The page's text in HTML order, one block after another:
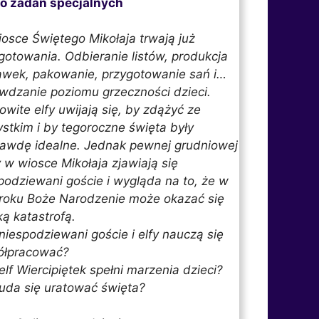
Świętego Mikołaja trwają już
Odbieranie listów, produkcja
pakowanie, przygotowanie sań i…
poziomu grzeczności dzieci.
elfy uwijają się, by zdążyć ze
i by tegoroczne święta były
idealne. Jednak pewnej grudniowej
w wiosce Mikołaja zjawiają się
goście i wygląda na to, że w
Boże Narodzenie może okazać się
katastrofą.
goście i elfy nauczą się
Wiercipiętek spełni marzenia dzieci?
się uratować święta?